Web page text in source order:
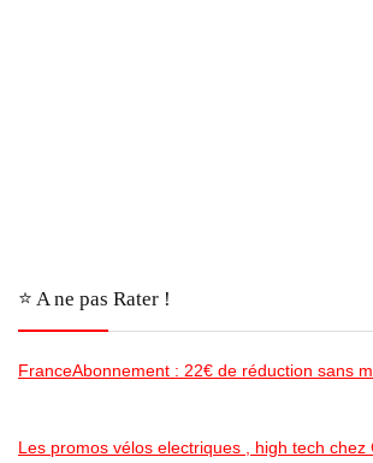
⭐️ A ne pas Rater !
FranceAbonnement : 22€ de réduction sans
Les promos vélos electriques , high tech chez